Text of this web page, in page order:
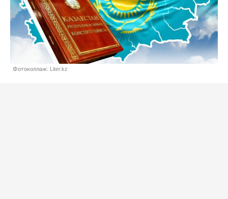
Фотоколлаж: Liter.kz